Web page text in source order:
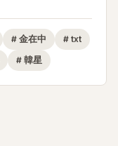
# 金在中 # txt
# 韓星